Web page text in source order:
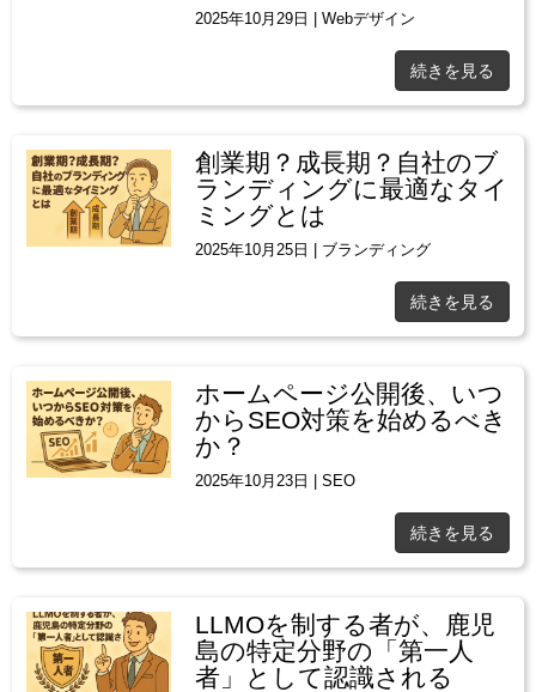
2025年10月29日 |Webデザイン
続きを見る
創業期？成長期？自社のブ
ランディングに最適なタイ
ミングとは
2025年10月25日 ブランディング
続きを見る
ホームページ公開後、いつ
からSEO対策を始めるべき
か？
2025年10月23日 |SEO
続きを見る
LLMOを制する者が、鹿児
島の特定分野の「第一人
者」として認識される